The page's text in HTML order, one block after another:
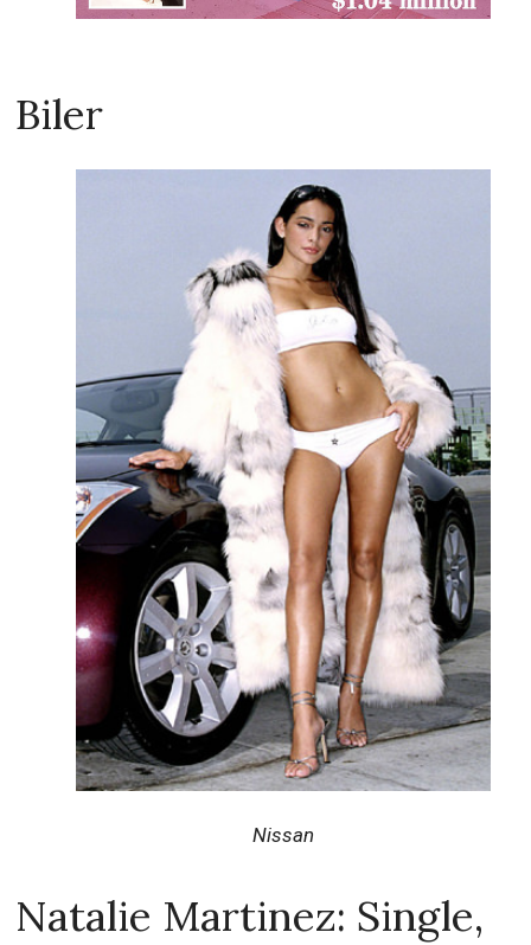
Biler
Nissan
Natalie Martinez: Single,